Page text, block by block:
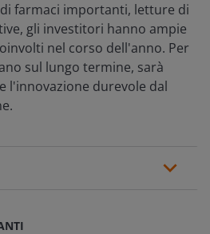
farmaci importanti, letture di
gli investitori hanno ampie
nel corso dell'anno. Per
sul lungo termine, sarà
l'innovazione durevole dal